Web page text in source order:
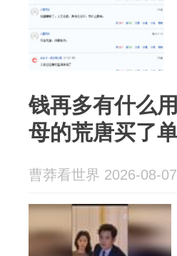
钱再多有什么
母的荒唐买了
曹莽看世界 2026-08-07